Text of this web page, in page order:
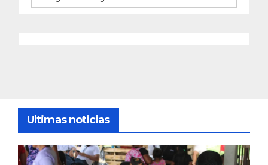
Ultimas noticias